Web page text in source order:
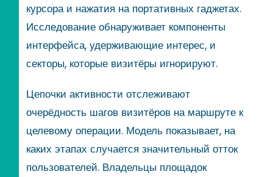
курсора и нажатия на портативных гаджетах.
Исследование обнаруживает компоненты
интерфейса, удерживающие интерес, и
секторы, которые визитёры игнорируют.
Цепочки активности отслеживают
очерёдность шагов визитёров на маршруте к
целевому операции. Модель показывает, на
каких этапах случается значительный отток
пользователей. Владельцы площадок